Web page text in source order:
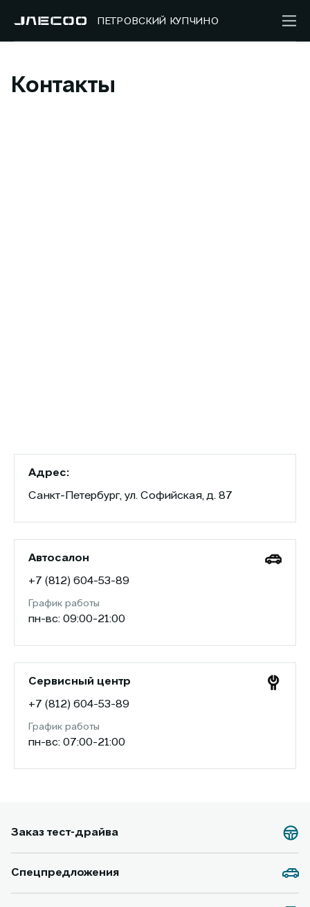
ПЕТРОВСКИЙ КУПЧИНО
Контакты
Адрес:
Санкт-Петербург, ул. Софийская, д. 87
Автосалон
+7 (812) 604-53-89
График работы
пн-вс: 09:00-21:00
Сервисный центр
+7 (812) 604-53-89
График работы
пн-вс: 07:00-21:00
Заказ тест-драйва
Спецпредложения